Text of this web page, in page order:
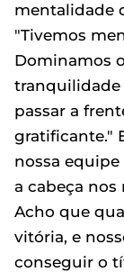
mentalidade
"Tivemos
Dominamos
tranquilidade
passar a
gratificante."
nossa
a cabeça
Acho que
vitória, e
conseguir o